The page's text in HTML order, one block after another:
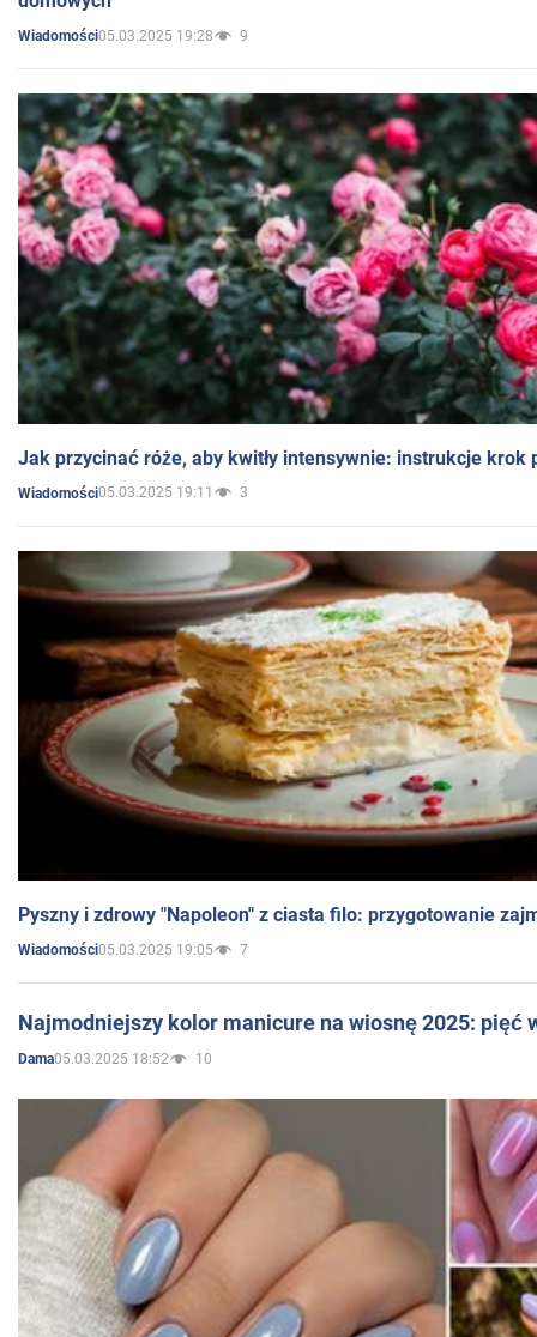
Wiadomości05.03.2025 19:28 9
Jak przycinać róże, aby kwitły intensywnie: instrukcje krok
Wiadomości05.03.2025 19:11 3
Pyszny i zdrowy "Napoleon" z ciasta filo: przygotowanie
Wiadomości05.03.2025 19:05 7
Najmodniejszy kolor manicure na wiosnę 2025: pięć
Dama05.03.2025 18:52 10